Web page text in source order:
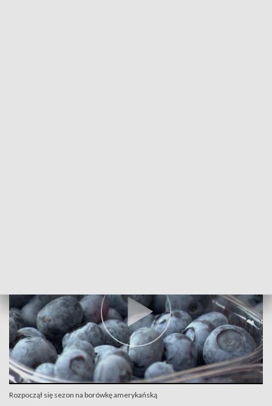
Rozpoczął się sezon na borówkę amerykańską